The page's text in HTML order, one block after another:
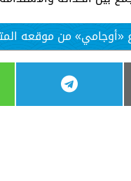
من موقعه